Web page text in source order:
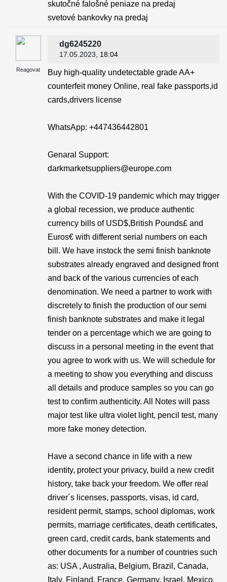
skutočné falošné peniaze na predaj
svetové bankovky na predaj
Reagovat
dg6245220
17.05.2023 , 18:04
Buy high-quality undetectable grade AA+
counterfeit money Online, real fake passports,id
cards,drivers license
WhatsApp: ‪+447436442801
Genaral Support:
darkmarketsuppliers@europe.com
With the COVID-19 pandemic which may trigger
a global recession, we produce authentic
currency bills of USD$,British Pounds£ and
Euros€ with different serial numbers on each
bill. We have instock the semi finish banknote
substrates already engraved and designed front
and back of the various currencies of each
denomination. We need a partner to work with
discretely to finish the production of our semi
finish banknote substrates and make it legal
tender on a percentage which we are going to
discuss in a personal meeting in the event that
you agree to work with us. We will schedule for
a meeting to show you everything and discuss
all details and produce samples so you can go
test to confirm authenticity. All Notes will pass
major test like ultra violet light, pencil test, many
more fake money detection.
Have a second chance in life with a new
identity, protect your privacy, build a new credit
history, take back your freedom. We offer real
driver´s licenses, passports, visas, id card,
resident permit, stamps, school diplomas, work
permits, marriage certificates, death certificates,
green card, credit cards, bank statements and
other documents for a number of countries such
as: USA , Australia, Belgium, Brazil, Canada,
Italy, Finland, France, Germany, Israel, Mexico,